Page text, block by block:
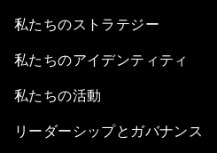
私たちのストラテジー
私たちのアイデンティティ
私たちの活動
リーダーシップとガバナンス